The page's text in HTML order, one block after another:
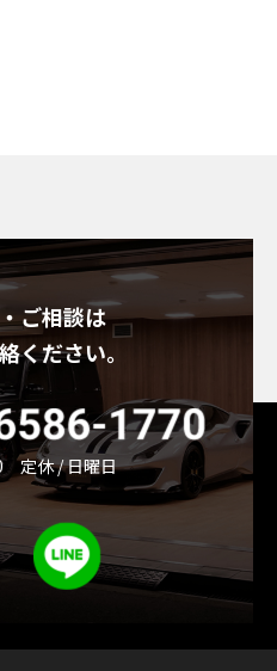
ご相談は
ください。
定休 / 日曜日